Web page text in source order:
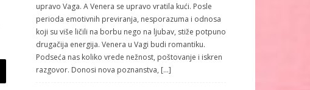
upravo Vaga. A Venera se upravo vratila kući. Posle
perioda emotivnih previranja, nesporazuma i odnosa
koji su više ličili na borbu nego na ljubav, stiže potpuno
drugačija energija. Venera u Vagi budi romantiku.
Podseća nas koliko vrede nežnost, poštovanje i iskren
razgovor. Donosi nova poznanstva, […]